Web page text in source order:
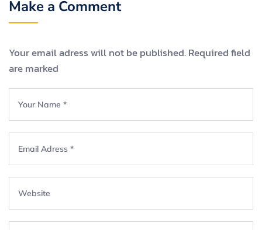
Make a Comment
Your email adress will not be published. Required field
are marked